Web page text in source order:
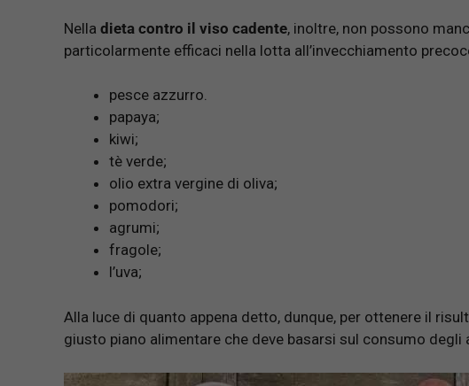
Nella dieta contro il viso cadente, inoltre, non possono
particolarmente efficaci nella lotta all’invecchiamento
pesce azzurro.
papaya;
kiwi;
tè verde;
olio extra vergine di oliva;
pomodori;
agrumi;
fragole;
l’uva;
Alla luce di quanto appena detto, dunque, per ottenere il
giusto piano alimentare che deve basarsi sul consumo degli